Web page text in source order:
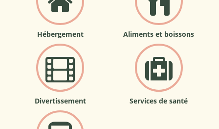
Hébergement Aliments et boissons
Divertissement Services de santé